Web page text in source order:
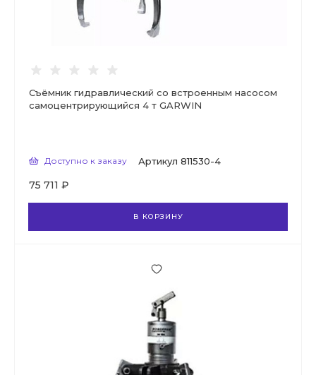
Съёмник гидравлический со встроенным насосом
самоцентрирующийся 4 т GARWIN
Доступно к заказу Артикул 811530-4
75 711 ₽
В КОРЗИНУ